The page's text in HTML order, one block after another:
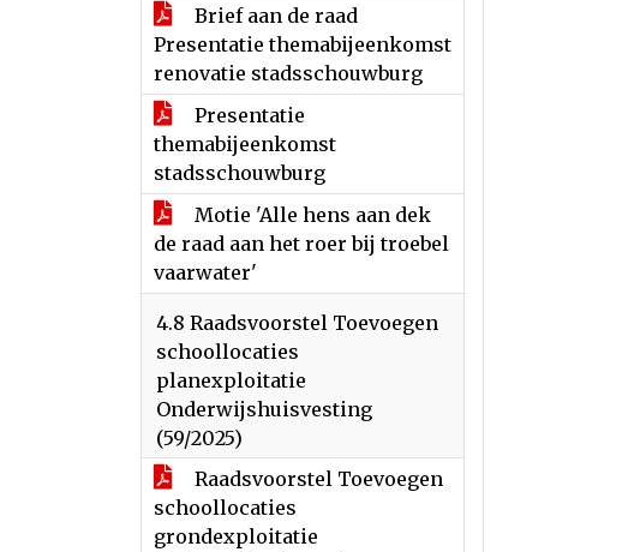
Brief aan de raad
Presentatie themabijeenkomst
renovatie stadsschouwburg
Presentatie
themabijeenkomst
stadsschouwburg
Motie 'Alle hens aan dek
de raad aan het roer bij troebel
vaarwater'
4.8 Raadsvoorstel Toevoegen
schoollocaties
planexploitatie
Onderwijshuisvesting
(59/2025)
Raadsvoorstel Toevoegen
schoollocaties
grondexploitatie